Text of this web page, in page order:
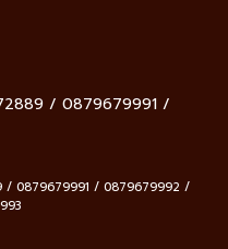
/ 0879679991 /
/ 0879679991 / 0879679992 /